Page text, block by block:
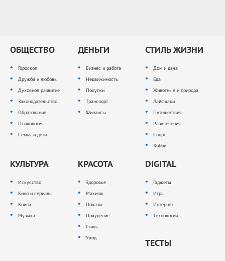
ОБЩЕСТВО
Гороскоп
Дружба и любовь
Духовное развитие
Законодательство
Образование
Психология
Семья и дети
ДЕНЬГИ
Бизнес и работа
Недвижимость
Покупки
Транспорт
Финансы
СТИЛЬ ЖИЗНИ
Дом и дача
Еда
Животные и природа
Лайфхаки
Путешествия
Развлечения
Спорт
Хобби
КУЛЬТУРА
Искусство
Кино и сериалы
Книги
Музыка
КРАСОТА
Здоровье
Макияж
Показы
Похудение
Стиль
Уход
DIGITAL
Гаджеты
Игры
Интернет
Технологии
ТЕСТЫ